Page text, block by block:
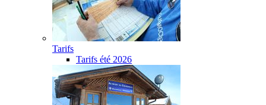
Tarifs
Tarifs été 2026